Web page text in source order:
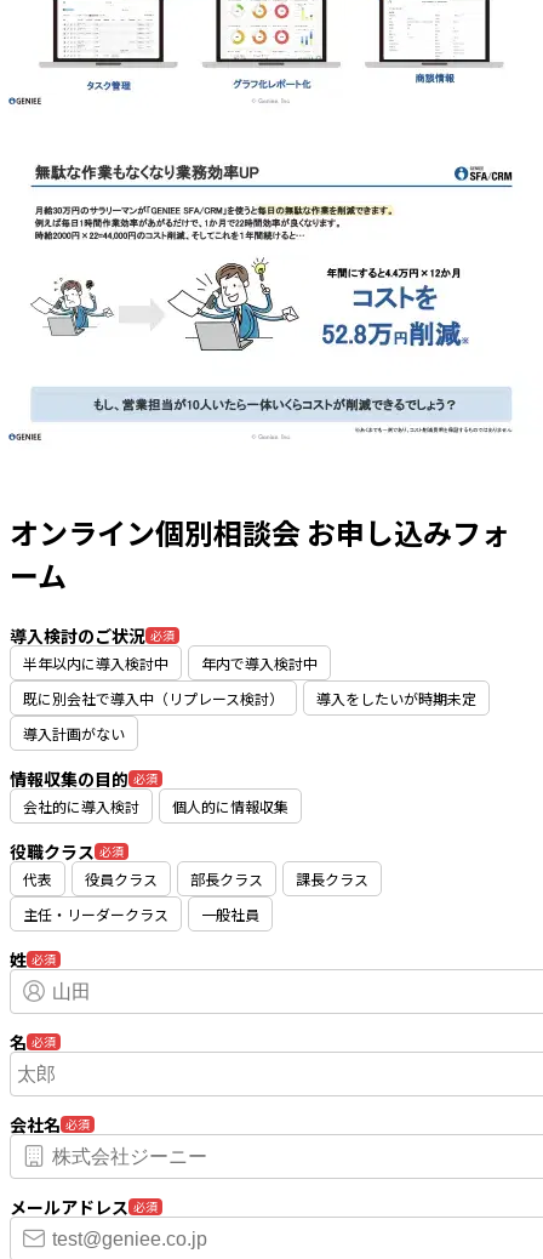
オンライン個別相談会 お申し込みフォ
ーム
導入検討のご状況 必須
半年以内に導入検討中
年内で導入検討中
既に別会社で導入中（リプレース検討）
導入をしたいが時期未定
導入計画がない
情報収集の目的 必須
会社的に導入検討 個人的に情報収集
役職クラス 必須
代表 役員クラス 部長クラス
課長クラス
主任・リーダークラス
一般社員
姓 必須
名 必須
会社名 必須
メールアドレス 必須